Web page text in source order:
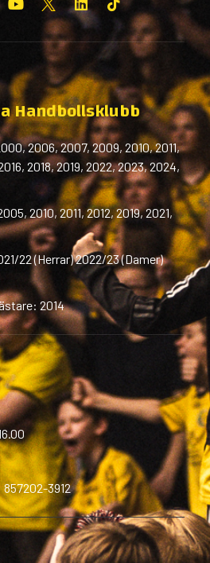
Handbollsklubb
2006, 2007, 2009, 2010, 2011,
2018, 2019, 2022, 2023, 2024,
2010, 2011, 2012, 2019, 2021,
22 (Herrar) 2022/23 (Damer)
2014
3912